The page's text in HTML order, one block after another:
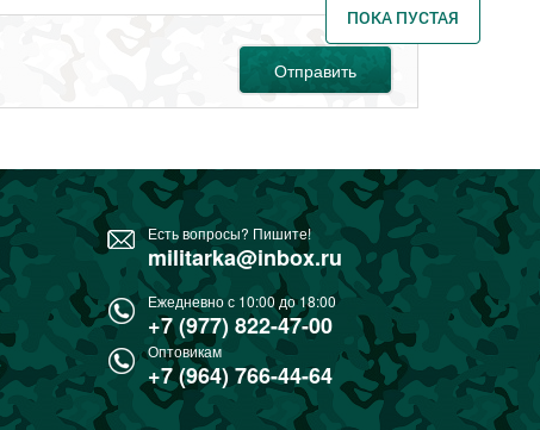
Отправить
Есть вопросы? Пишите!
militarka@inbox.ru
Ежедневно с 10:00 до 18:00
+7 (977) 822-47-00
Оптовикам
+7 (964) 766-44-64
ПОКА ПУСТАЯ